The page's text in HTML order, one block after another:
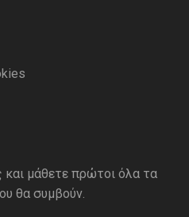
μάθετε πρώτοι όλα τα
θα συμβούν.